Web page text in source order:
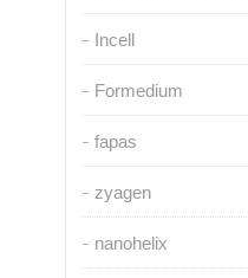
Incell
Formedium
fapas
zyagen
nanohelix